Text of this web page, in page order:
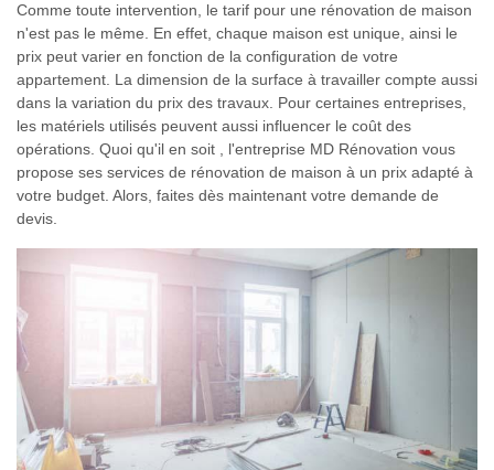
Comme toute intervention, le tarif pour une rénovation de maison
n'est pas le même. En effet, chaque maison est unique, ainsi le
prix peut varier en fonction de la configuration de votre
appartement. La dimension de la surface à travailler compte aussi
dans la variation du prix des travaux. Pour certaines entreprises,
les matériels utilisés peuvent aussi influencer le coût des
opérations. Quoi qu'il en soit , l'entreprise MD Rénovation vous
propose ses services de rénovation de maison à un prix adapté à
votre budget. Alors, faites dès maintenant votre demande de
devis.